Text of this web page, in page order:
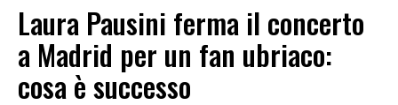
Laura Pausini ferma il concerto
a Madrid per un fan ubriaco:
cosa è successo